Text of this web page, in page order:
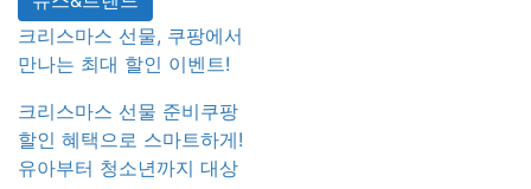
크리스마스 선물, 쿠팡에서
만나는 최대 할인 이벤트!
크리스마스 선물 준비쿠팡
할인 혜택으로 스마트하게!
유아부터 청소년까지 대상